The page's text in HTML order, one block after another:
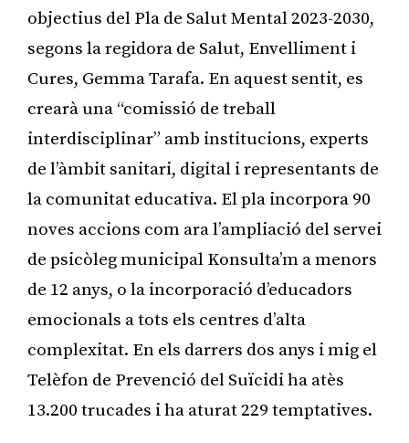
objectius del Pla de Salut Mental 2023-2030,
segons la regidora de Salut, Envelliment i
Cures, Gemma Tarafa. En aquest sentit, es
crearà una “comissió de treball
interdisciplinar” amb institucions, experts
de l’àmbit sanitari, digital i representants de
la comunitat educativa. El pla incorpora 90
noves accions com ara l’ampliació del servei
de psicòleg municipal Konsulta’m a menors
de 12 anys, o la incorporació d’educadors
emocionals a tots els centres d’alta
complexitat. En els darrers dos anys i mig el
Telèfon de Prevenció del Suïcidi ha atès
13.200 trucades i ha aturat 229 temptatives.